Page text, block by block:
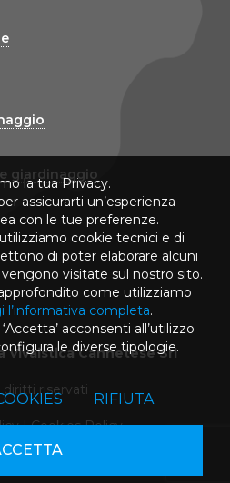
giardinaggio
Vivaistica Cannetese Srl
diritti riservati
|Cookies Policy
la tua Privacy.
assicurarti un’esperienza
con le tue preferenze.
cookie tecnici e di
di poter elaborare alcuni
visitate sul nostro sito.
come utilizziamo
l’informativa completa.
acconsenti all’utilizzo
le diverse tipologie.
RIFIUTA